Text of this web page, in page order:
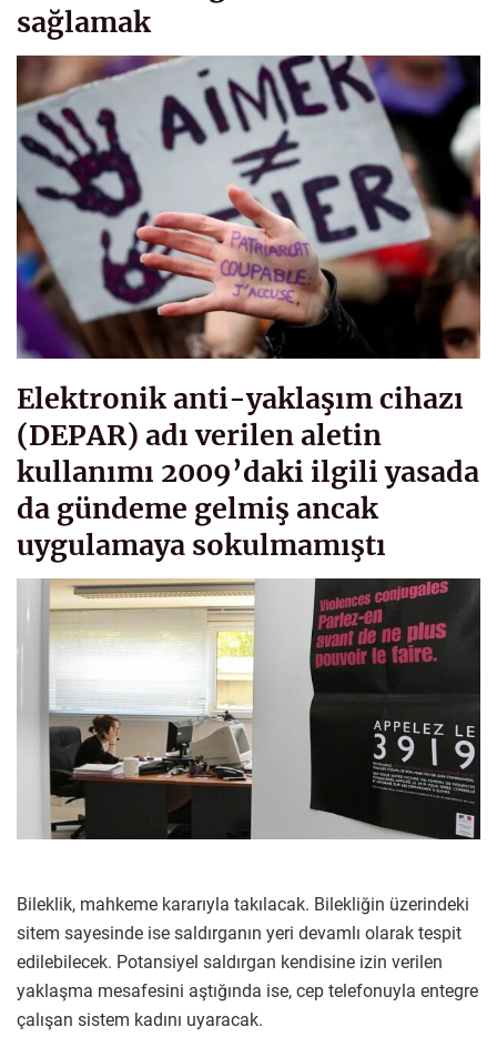
sağlamak
Elektronik anti-yaklaşım cihazı
(DEPAR) adı verilen aletin
kullanımı 2009’daki ilgili yasada
da gündeme gelmiş ancak
uygulamaya sokulmamıştı
Bileklik, mahkeme kararıyla takılacak. Bilekliğin üzerindeki
sitem sayesinde ise saldırganın yeri devamlı olarak tespit
edilebilecek. Potansiyel saldırgan kendisine izin verilen
yaklaşma mesafesini aştığında ise, cep telefonuyla entegre
çalışan sistem kadını uyaracak.